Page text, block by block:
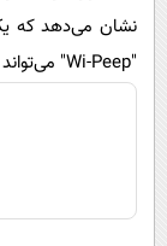
نشان می‌دهد که
"Wi-Peep" می‌تواند امکان رصد آن سوی دیوار خانه‌ها را فراهم کند.